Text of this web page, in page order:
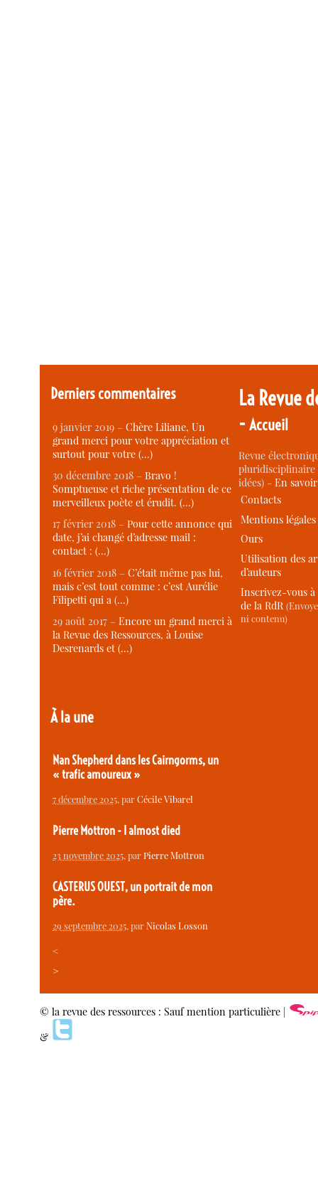
Derniers commentaires
9 janvier 2019 –Chère Liliane, Un
grand merci pour votre appréciation et
surtout pour votre (…)
30 décembre 2018 –Bravo !
Somptueuse et riche présentation de ce
merveilleux poète et érudit. (…)
17 février 2018 –Pour cette annonce qui
date, j’ai changé d’adresse mail :
contact : (…)
16 février 2018 –C’était même pas lui,
mais c’est tout comme : c’est Aurélie
Filipetti qui a (…)
29 août 2017 –Encore un grand merci à
la Revue des Ressources, à Louise
Desrenards et (…)
À la une
Nan Shepherd dans les Cairngorms, un
« trafic amoureux »
7 décembre 2025, parCécile Vibarel
Pierre Mottron - I almost died
23 novembre 2025, parPierre Mottron
CASTERUS OUEST, un portrait de mon
père.
29 septembre 2025, parNicolas Losson
<
>
La Revue
-Accueil
Revue
idées) -En
Contacts
Mentions légales
Ours
Utilisation des
d’auteurs
Inscrivez-vous
de la RdR
ni contenu)
© la revue des ressources : Sauf mention particulière |
&